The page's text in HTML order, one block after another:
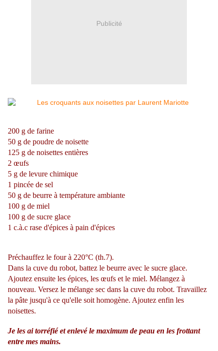
Publicité
200 g de farine
50 g de poudre de noisette
125 g de noisettes entières
2 œufs
5 g de levure chimique
1 pincée de sel
50 g de beurre à température ambiante
100 g de miel
100 g de sucre glace
1 c.à.c rase d'épices à pain d'épices
Préchauffez le four à 220°C (th.7).
Dans la cuve du robot, battez le beurre avec le sucre glace.
Ajoutez ensuite les épices, les œufs et le miel. Mélangez à
nouveau. Versez le mélange sec dans la cuve du robot. Travaillez
la pâte jusqu'à ce qu'elle soit homogène. Ajoutez enfin les
noisettes.
Je les ai torréfié et enlevé le maximum de peau en les frottant
entre mes mains.